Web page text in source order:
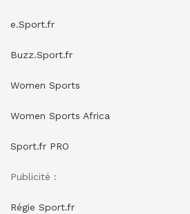
e.Sport.fr
Buzz.Sport.fr
Women Sports
Women Sports Africa
Sport.fr PRO
Publicité :
Régie Sport.fr